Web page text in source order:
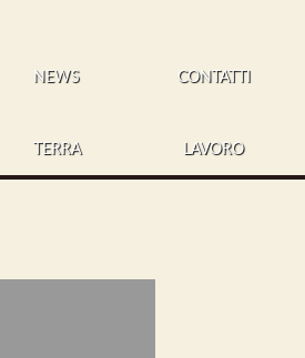
CONTATTI
NEWS
LAVORO
TERRA